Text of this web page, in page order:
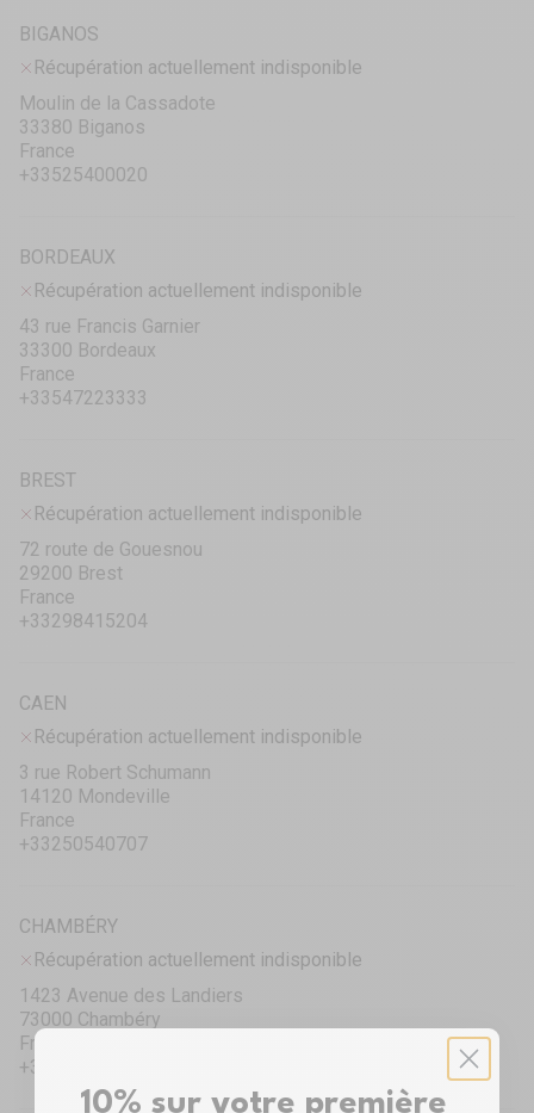
BIGANOS
Récupération actuellement indisponible
Moulin de la Cassadote
33380 Biganos
France
+33525400020
BORDEAUX
Récupération actuellement indisponible
43 rue Francis Garnier
33300 Bordeaux
France
+33547223333
BREST
Récupération actuellement indisponible
72 route de Gouesnou
29200 Brest
France
+33298415204
CAEN
Récupération actuellement indisponible
3 rue Robert Schumann
14120 Mondeville
France
+33250540707
CHAMBÉRY
Récupération actuellement indisponible
1423 Avenue des Landiers
73000 Chambéry
France
+33458440040
10% sur votre première